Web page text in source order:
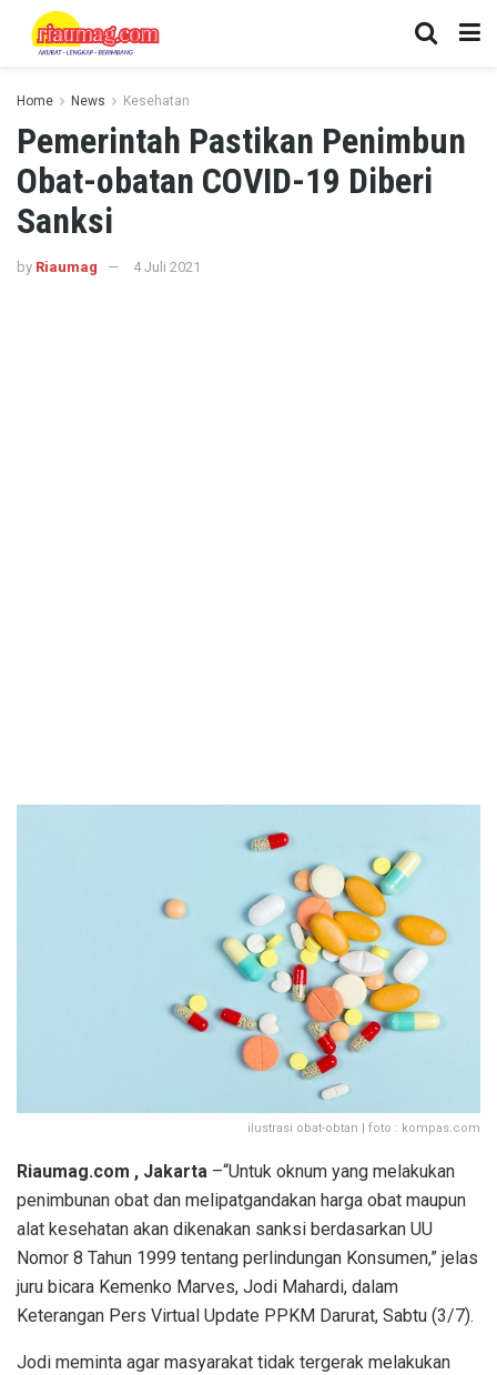
Home News Kesehatan
Pemerintah Pastikan Penimbun
Obat-obatan COVID-19 Diberi
Sanksi
by Riaumag 4 Juli 2021
ilustrasi obat-obtan | foto : kompas.com
Riaumag.com , Jakarta –“Untuk oknum yang melakukan
penimbunan obat dan melipatgandakan harga obat maupun
alat kesehatan akan dikenakan sanksi berdasarkan UU
Nomor 8 Tahun 1999 tentang perlindungan Konsumen,” jelas
juru bicara Kemenko Marves, Jodi Mahardi, dalam
Keterangan Pers Virtual Update PPKM Darurat, Sabtu (3/7).
Jodi meminta agar masyarakat tidak tergerak melakukan